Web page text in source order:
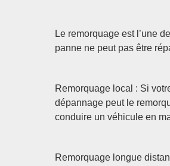
Le remorquage est l’une
panne ne peut pas être
Remorquage local : Si
dépannage peut le
conduire un véhicule en
Remorquage longue